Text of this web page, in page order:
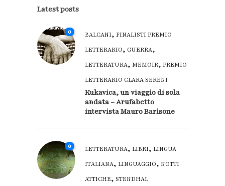
Latest posts
0 BALCANI, FINALISTI PREMIO
LETTERARIO, GUERRA,
LETTERATURA, MEMOIR, PREMIO
LETTERARIO CLARA SERENI
Kukavica, un viaggio di sola
andata – Arufabetto
intervista Mauro Barisone
0 LETTERATURA, LIBRI, LINGUA
ITALIANA, LINGUAGGIO, NOTTI
ATTICHE, STENDHAL